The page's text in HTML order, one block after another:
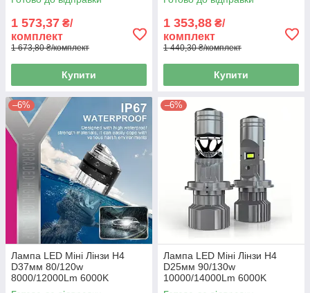
1 573,37 ₴/
комплект
1 673,80 ₴/комплект
Купити
1 353,88 ₴/
комплект
1 440,30 ₴/комплект
Купити
–6%
Лампа LED Міні Лінзи H4
D37мм 80/120w
8000/12000Lm 6000K
3570+1860 Module 9-30V
–6%
Лампа LED Міні Лінзи H4
D25мм 90/130w
10000/14000Lm 6000K
7035+7535 Module9-